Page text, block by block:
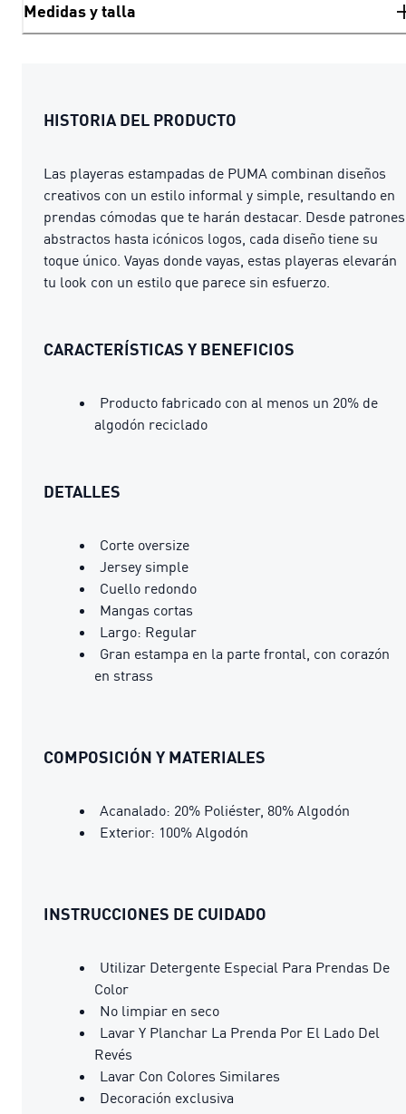
Medidas y talla
HISTORIA DEL PRODUCTO
Las playeras estampadas de PUMA combinan diseños
creativos con un estilo informal y simple, resultando en
prendas cómodas que te harán destacar. Desde patrones
abstractos hasta icónicos logos, cada diseño tiene su
toque único. Vayas donde vayas, estas playeras elevarán
tu look con un estilo que parece sin esfuerzo.
CARACTERÍSTICAS Y BENEFICIOS
Producto fabricado con al menos un 20% de
algodón reciclado
DETALLES
Corte oversize
Jersey simple
Cuello redondo
Mangas cortas
Largo: Regular
Gran estampa en la parte frontal, con corazón
en strass
COMPOSICIÓN Y MATERIALES
Acanalado: 20% Poliéster, 80% Algodón
Exterior: 100% Algodón
INSTRUCCIONES DE CUIDADO
Utilizar Detergente Especial Para Prendas De
Color
No limpiar en seco
Lavar Y Planchar La Prenda Por El Lado Del
Revés
Lavar Con Colores Similares
Decoración exclusiva